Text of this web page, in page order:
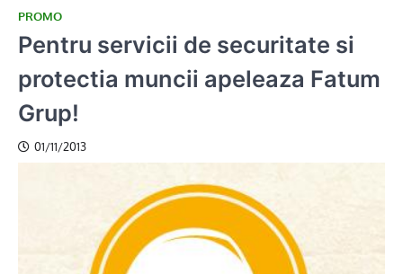
PROMO
Pentru servicii de securitate si
protectia muncii apeleaza Fatum
Grup!
01/11/2013